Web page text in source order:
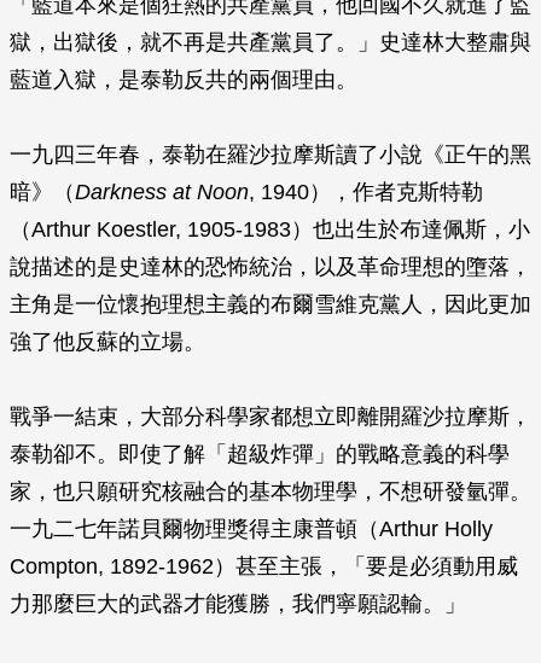
「藍道本來是個狂熱的共產黨員，他回國不久就進了監
獄，出獄後，就不再是共產黨員了。」史達林大整肅與
藍道入獄，是泰勒反共的兩個理由。
一九四三年春，泰勒在羅沙拉摩斯讀了小說《正午的黑
暗》（Darkness at Noon, 1940），作者克斯特勒
（Arthur Koestler, 1905-1983）也出生於布達佩斯，小
說描述的是史達林的恐怖統治，以及革命理想的墮落，
主角是一位懷抱理想主義的布爾雪維克黨人，因此更加
強了他反蘇的立場。
戰爭一結束，大部分科學家都想立即離開羅沙拉摩斯，
泰勒卻不。即使了解「超級炸彈」的戰略意義的科學
家，也只願研究核融合的基本物理學，不想研發氫彈。
一九二七年諾貝爾物理獎得主康普頓（Arthur Holly
Compton, 1892-1962）甚至主張，「要是必須動用威
力那麼巨大的武器才能獲勝，我們寧願認輸。」